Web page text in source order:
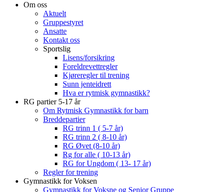
Om oss
Aktuelt
Gruppestyret
Ansatte
Kontakt oss
Sportslig
Lisens/forsikring
Foreldrevettregler
Kjøreregler til trening
Sunn jenteidrett
Hva er rytmisk gymnastikk?
RG partier 5-17 år
Om Rytmisk Gymnastikk for barn
Breddepartier
RG trinn 1 ( 5-7 år)
RG trinn 2 ( 8-10 år)
RG Øvet (8-10 år)
Rg for alle ( 10-13 år)
RG for Ungdom ( 13- 17 år)
Regler for trening
Gymnastikk for Voksen
Gymnastikk for Voksne og Senior Gruppe